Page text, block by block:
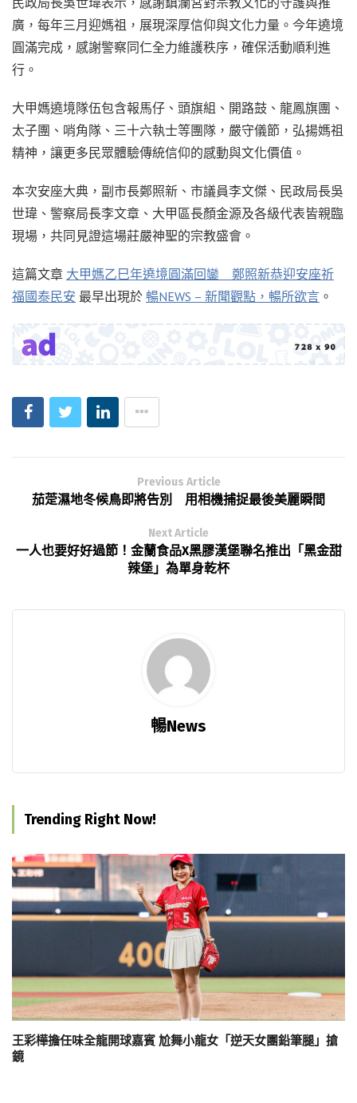
廣，每年三月迎媽祖，展現深厚信仰與文化力量。今年遶境
圓滿完成，感謝警察同仁全力維護秩序，確保活動順利進
行。
大甲媽遶境隊伍包含報馬仔、頭旗組、開路鼓、龍鳳旗團、
太子團、哨角隊、三十六執士等團隊，嚴守儀節，弘揚媽祖
精神，讓更多民眾體驗傳統信仰的感動與文化價值。
本次安座大典，副市長鄭照新、市議員李文傑、民政局長吳
世瑋、警察局長李文章、大甲區長顏金源及各級代表皆親臨
現場，共同見證這場莊嚴神聖的宗教盛會。
這篇文章 大甲媽乙巳年遶境圓滿回鑾 鄭照新恭迎安座祈
福國泰民安 最早出現於 暢NEWS – 新聞觀點，暢所欲言 。
Previous Article
茄萣濕地冬候鳥即將告別 用相機捕捉最後美麗瞬間
Next Article
一人也要好好過節！金蘭食品X黑膠漢堡聯名推出「黑金甜
辣堡」為單身乾杯
暢News
Trending Right Now!
王彩樺擔任味全龍開球嘉賓 尬舞小龍女「逆天女團鉛筆腿」搶
鏡